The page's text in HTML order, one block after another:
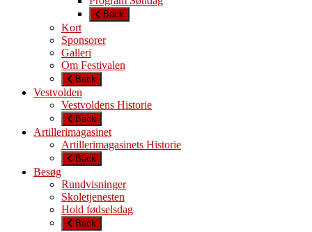
Back
Kort
Sponsorer
Galleri
Om Festivalen
Back
Vestvolden
Vestvoldens Historie
Back
Artillerimagasinet
Artillerimagasinets Historie
Back
Besøg
Rundvisninger
Skoletjenesten
Hold fødselsdag
Back